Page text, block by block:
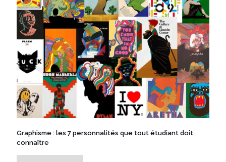
Graphisme : les 7 personnalités que tout étudiant doit
connaître